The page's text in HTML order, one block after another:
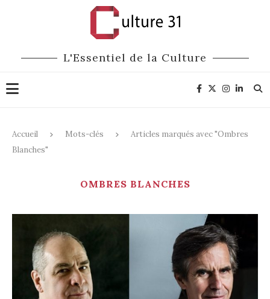
L'Essentiel de la Culture
Accueil Mots-clés
Articles marqués avec "Ombres
Blanches"
OMBRES BLANCHES